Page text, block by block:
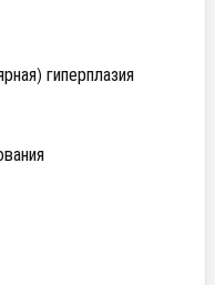
гиперплазия